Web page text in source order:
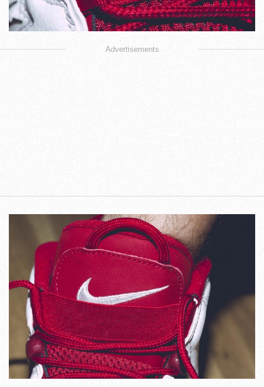
Advertisements